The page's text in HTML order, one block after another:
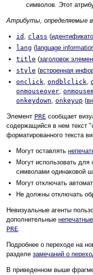
символов. Этот
Атрибуты, определяемые
id , class (
lang ( language
title (заголовок
style (встроенная
onclick, ondblclick,
onmouseover,
onkeydown, onkeyup (
Элемент PRE сообщает
содержащийся в нем текст
форматированного текста
Могут оставлять
Могут использовать
символами одинаковой
Могут отключать
Не должны отключать
Невизуальные агенты
дополнительные
PRE.
Подробнее о переходе на
разделе замечаний о
В приведенном выше